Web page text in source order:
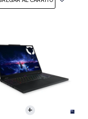
COMPARAR